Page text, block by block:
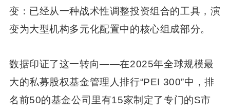
变：已经从一种战术性调整投资组合的工具，演
变为大型机构多元化配置中的核心组成部分。
数据印证了这一转向——在2025年全球规模最
大的私募股权基金管理人排行“PEI 300”中，排
名前50的基金公司里有15家制定了专门的S市